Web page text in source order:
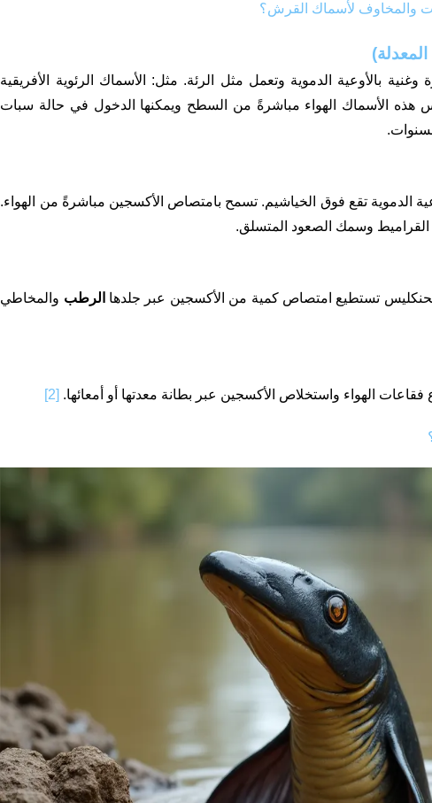
والمخاوف لأسماك القرش؟
المعدلة)
بالأوعية الدموية وتعمل مثل الرئة. مثل: الأسماك الرئوية الأفريقية
هذه الأسماك الهواء مباشرةً من السطح ويمكنها الدخول في حالة سبات
الدموية تقع فوق الخياشيم. تسمح بامتصاص الأكسجين مباشرةً من الهواء.
وسمك الصعود المتسلق.
تستطيع امتصاص كمية من الأكسجين عبر جلدها الرطب والمخاطي
فقاعات الهواء واستخلاص الأكسجين عبر بطانة معدتها أو أمعائها. [2]